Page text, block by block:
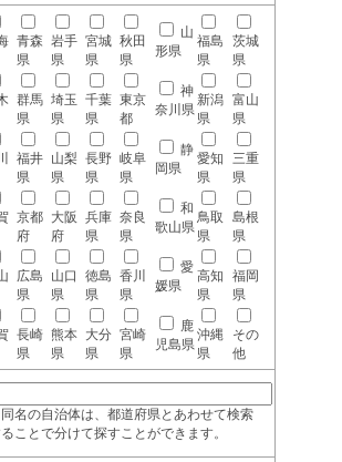
青森
県
岩手
県
宮城
県
秋田
県
山
形県
福島
県
茨城
県
群馬
県
埼玉
県
千葉
県
東京
都
神
奈川県
新潟
県
富山
県
福井
県
山梨
県
長野
県
岐阜
県
静
岡県
愛知
県
三重
県
京都
府
大阪
府
兵庫
県
奈良
県
和
歌山県
鳥取
県
島根
県
広島
県
山口
県
徳島
県
香川
県
愛
媛県
高知
県
福岡
県
長崎
県
熊本
県
大分
県
宮崎
県
鹿
児島県
沖縄
県
その
他
名の自治体は、都道府県とあわせて検索
ことで分けて探すことができます。